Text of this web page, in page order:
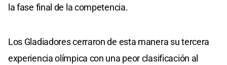
la fase final de la competencia.
Los Gladiadores cerraron de esta manera su tercera
experiencia olímpica con una peor clasificación al